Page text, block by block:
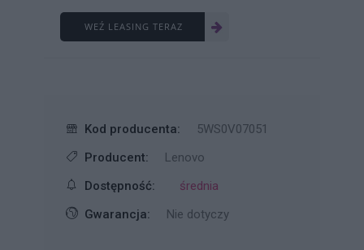
WEŹ LEASING TERAZ
Kod producenta:
5WS0V07051
Producent:
Lenovo
Dostępność:
średnia
Gwarancja:
Nie dotyczy